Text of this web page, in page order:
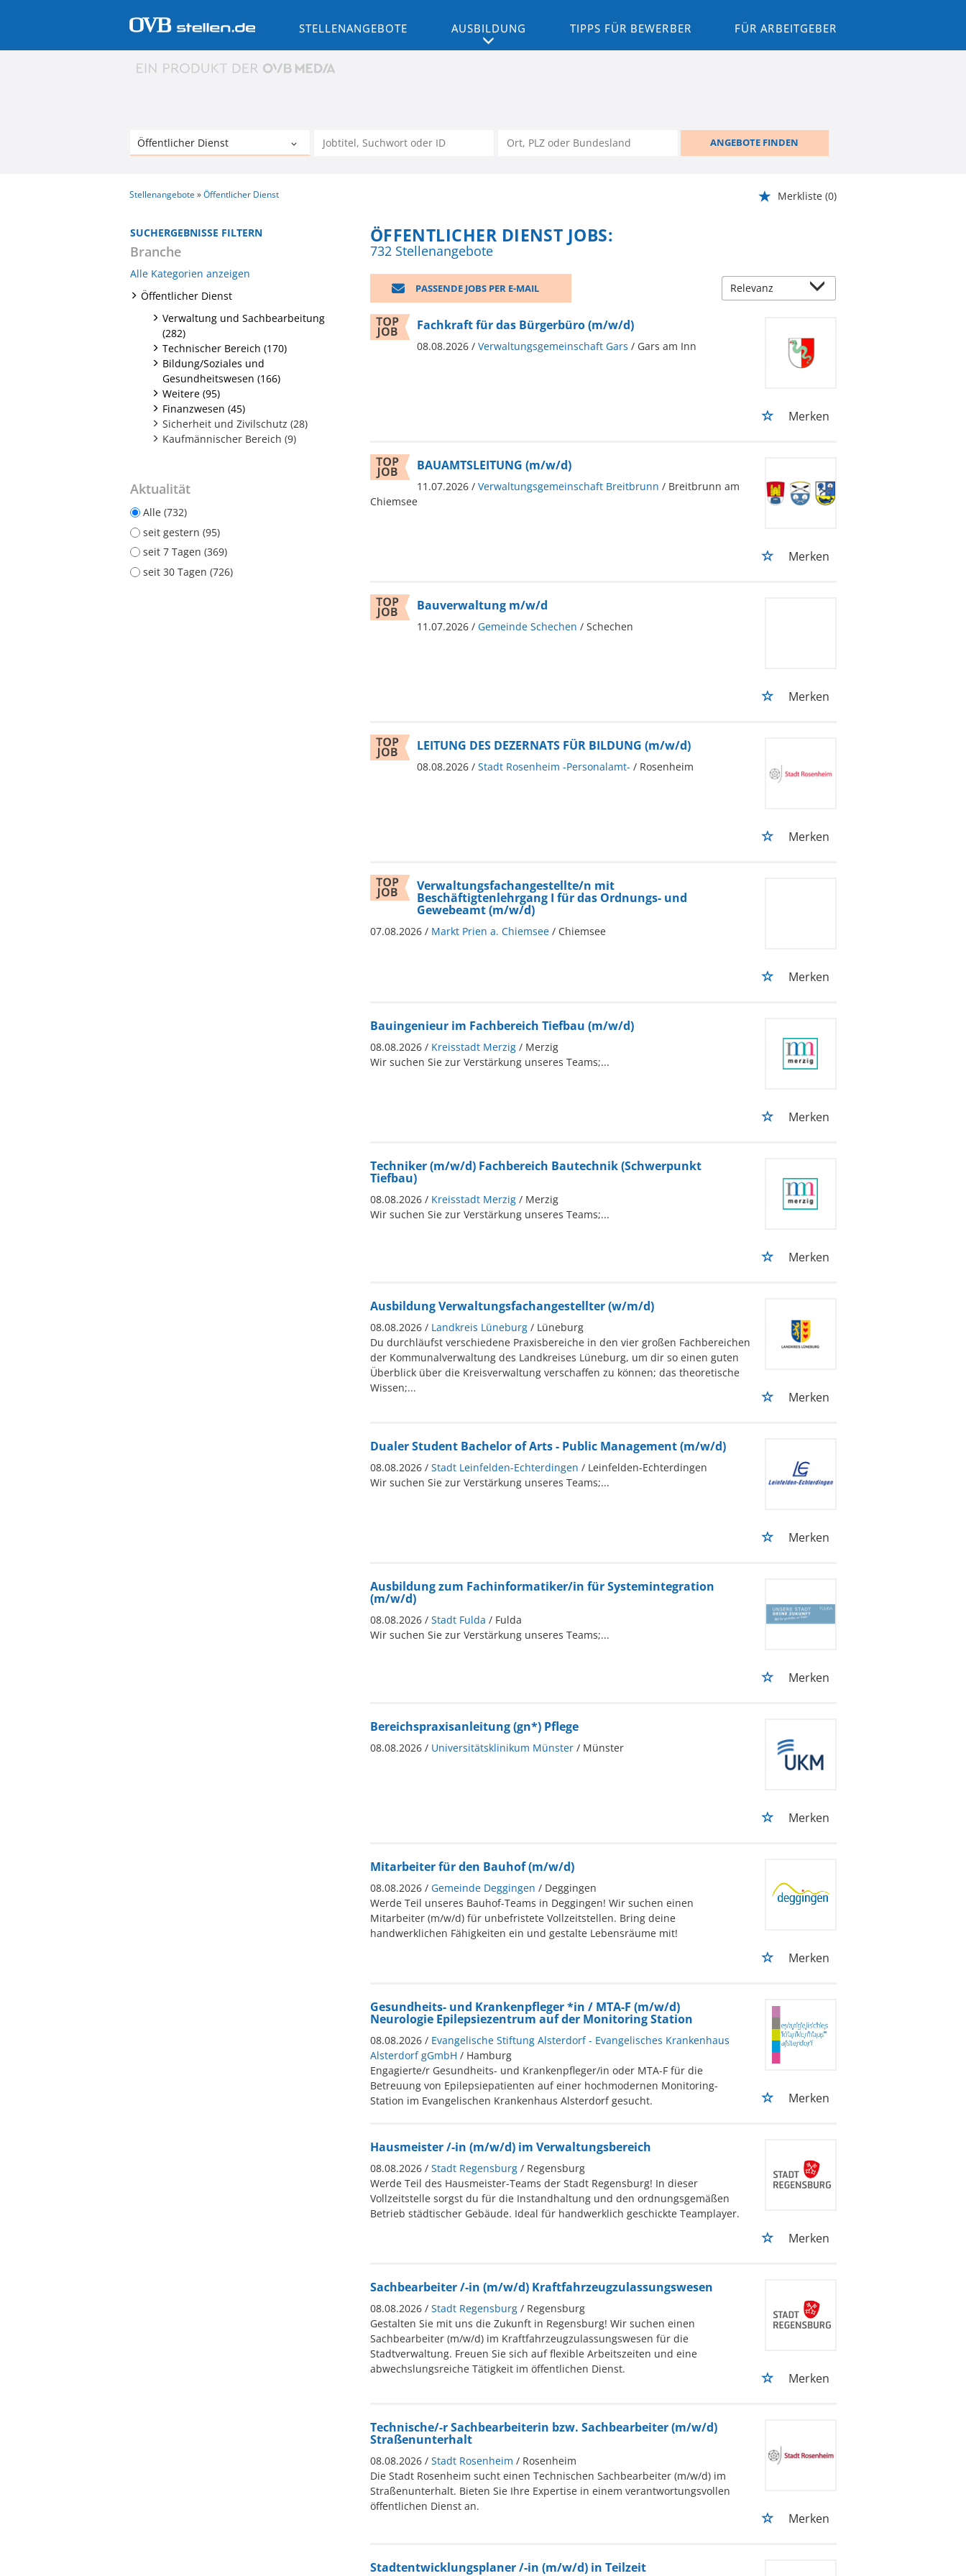
STELLENANGEBOTE AUSBILDUNG TIPPS FÜR BEWERBER FÜR ARBEITGEBER
ANGEBOTE FINDEN
Stellenangebote Öffentlicher Dienst Merkliste (0)
SUCHERGEBNISSE FILTERN
Branche
Alle Kategorien anzeigen
Öffentlicher Dienst
Verwaltung und Sachbearbeitung
(282)
Technischer Bereich (170)
Bildung/Soziales und
Gesundheitswesen (166)
Weitere (95)
Finanzwesen (45)
Sicherheit und Zivilschutz (28)
Kaufmännischer Bereich (9)
Aktualität
Alle (732)
seit gestern (95)
seit 7 Tagen (369)
seit 30 Tagen (726)
ÖFFENTLICHER DIENST JOBS:
732 Stellenangebote
PASSENDE JOBS PER E-MAIL
Fachkraft für das Bürgerbüro (m/w/d)
08.08.2026 / Verwaltungsgemeinschaft Gars / Gars am Inn
Merken
BAUAMTSLEITUNG (m/w/d)
11.07.2026 / Verwaltungsgemeinschaft Breitbrunn / Breitbrunn am
Chiemsee
Merken
Bauverwaltung m/w/d
11.07.2026 / Gemeinde Schechen / Schechen
Merken
LEITUNG DES DEZERNATS FÜR BILDUNG (m/w/d)
08.08.2026 / Stadt Rosenheim -Personalamt- / Rosenheim
Merken
Verwaltungsfachangestellte/n mit
Beschäftigtenlehrgang I für das Ordnungs- und
Gewebeamt (m/w/d)
07.08.2026 / Markt Prien a. Chiemsee / Chiemsee
Merken
Bauingenieur im Fachbereich Tiefbau (m/w/d)
08.08.2026 / Kreisstadt Merzig / Merzig
Wir suchen Sie zur Verstärkung unseres Teams;...
Merken
Techniker (m/w/d) Fachbereich Bautechnik (Schwerpunkt
Tiefbau)
08.08.2026 / Kreisstadt Merzig / Merzig
Wir suchen Sie zur Verstärkung unseres Teams;...
Merken
Ausbildung Verwaltungsfachangestellter (w/m/d)
08.08.2026 / Landkreis Lüneburg / Lüneburg
Du durchläufst verschiedene Praxisbereiche in den vier großen Fachbereichen
der Kommunalverwaltung des Landkreises Lüneburg, um dir so einen guten
Überblick über die Kreisverwaltung verschaffen zu können; das theoretische
Wissen;...
Merken
Dualer Student Bachelor of Arts - Public Management (m/w/d)
08.08.2026 / Stadt Leinfelden-Echterdingen / Leinfelden-Echterdingen
Wir suchen Sie zur Verstärkung unseres Teams;...
Merken
Ausbildung zum Fachinformatiker/in für Systemintegration
(m/w/d)
08.08.2026 / Stadt Fulda / Fulda
Wir suchen Sie zur Verstärkung unseres Teams;...
Merken
Bereichspraxisanleitung (gn*) Pflege
08.08.2026 / Universitätsklinikum Münster / Münster
Merken
Mitarbeiter für den Bauhof (m/w/d)
08.08.2026 / Gemeinde Deggingen / Deggingen
Werde Teil unseres Bauhof-Teams in Deggingen! Wir suchen einen
Mitarbeiter (m/w/d) für unbefristete Vollzeitstellen. Bring deine
handwerklichen Fähigkeiten ein und gestalte Lebensräume mit!
Merken
Gesundheits- und Krankenpfleger *in / MTA-F (m/w/d)
Neurologie Epilepsiezentrum auf der Monitoring Station
08.08.2026 / Evangelische Stiftung Alsterdorf - Evangelisches Krankenhaus
Alsterdorf gGmbH / Hamburg
Engagierte/r Gesundheits- und Krankenpfleger/in oder MTA-F für die
Betreuung von Epilepsiepatienten auf einer hochmodernen Monitoring-
Station im Evangelischen Krankenhaus Alsterdorf gesucht.
Merken
Hausmeister /-in (m/w/d) im Verwaltungsbereich
08.08.2026 / Stadt Regensburg / Regensburg
Werde Teil des Hausmeister-Teams der Stadt Regensburg! In dieser
Vollzeitstelle sorgst du für die Instandhaltung und den ordnungsgemäßen
Betrieb städtischer Gebäude. Ideal für handwerklich geschickte Teamplayer.
Merken
Sachbearbeiter /-in (m/w/d) Kraftfahrzeugzulassungswesen
08.08.2026 / Stadt Regensburg / Regensburg
Gestalten Sie mit uns die Zukunft in Regensburg! Wir suchen einen
Sachbearbeiter (m/w/d) im Kraftfahrzeugzulassungswesen für die
Stadtverwaltung. Freuen Sie sich auf flexible Arbeitszeiten und eine
abwechslungsreiche Tätigkeit im öffentlichen Dienst.
Merken
Technische/-r Sachbearbeiterin bzw. Sachbearbeiter (m/w/d)
Straßenunterhalt
08.08.2026 / Stadt Rosenheim / Rosenheim
Die Stadt Rosenheim sucht einen Technischen Sachbearbeiter (m/w/d) im
Straßenunterhalt. Bieten Sie Ihre Expertise in einem verantwortungsvollen
öffentlichen Dienst an.
Merken
Stadtentwicklungsplaner /-in (m/w/d) in Teilzeit